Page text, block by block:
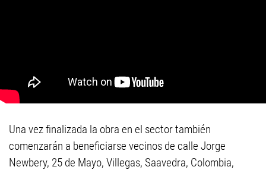
Una vez finalizada la obra en el sector también
comenzarán a beneficiarse vecinos de calle Jorge
Newbery, 25 de Mayo, Villegas, Saavedra, Colombia,